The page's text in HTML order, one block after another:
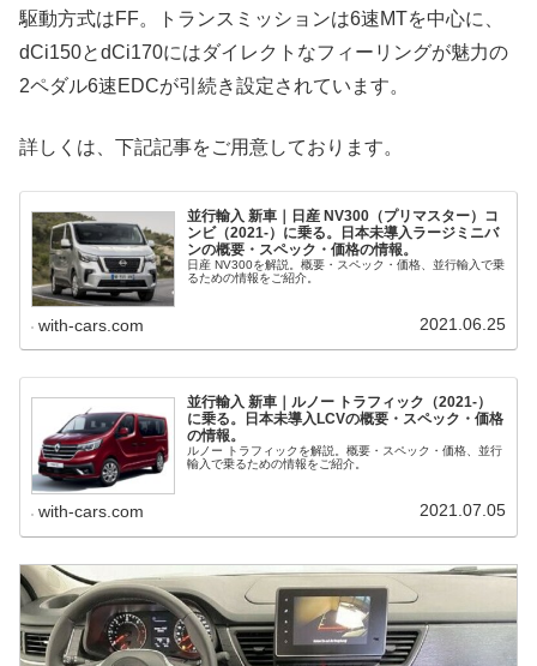
駆動方式はFF。トランスミッションは6速MTを中心に、
dCi150とdCi170にはダイレクトなフィーリングが魅力の
2ペダル6速EDCが引続き設定されています。
詳しくは、下記記事をご用意しております。
並行輸入 新車｜日産 NV300（プリマスター）コ
ンビ（2021-）に乗る。日本未導入ラージミニバ
ンの概要・スペック・価格の情報。
日産 NV300を解説。概要・スペック・価格、並行輸入で乗
るための情報をご紹介。
with-cars.com 2021.06.25
並行輸入 新車｜ルノー トラフィック（2021-）
に乗る。日本未導入LCVの概要・スペック・価格
の情報。
ルノー トラフィックを解説。概要・スペック・価格、並行
輸入で乗るための情報をご紹介。
with-cars.com 2021.07.05